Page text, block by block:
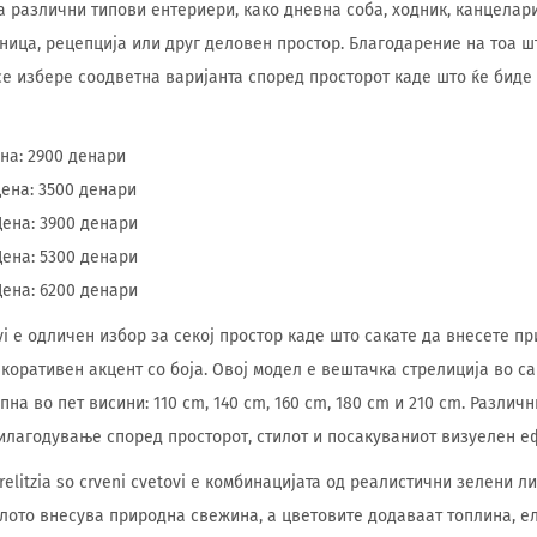
типови ентериери, како дневна соба, ходник,
рецепција или друг деловен простор. Благодарение на тоа
избере соодветна варијанта според просторот каде што ќе биде
2900 денари
3500 денари
3900 денари
5300 денари
6200 денари
одличен избор за секој простор каде што сакате да внесете
акцент со боја. Овој модел е вештачка стрелиција во
во пет висини: 110 cm, 140 cm, 160 cm, 180 cm и 210 cm.
според просторот, стилот и посакуваниот визуелен
so crveni cvetovi е комбинацијата од реалистични зелени
внесува природна свежина, а цветовите додаваат топлина,